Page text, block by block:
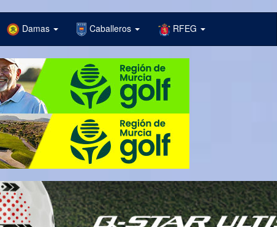
Damas Caballeros RFEG